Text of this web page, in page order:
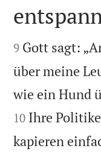


9 Gott sagt:
über meine
wie ein Hund
10 Ihre
kapieren